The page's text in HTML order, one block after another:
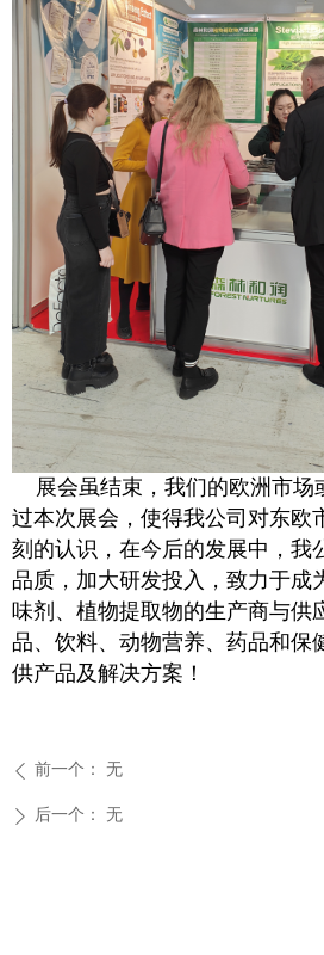
展会虽结束，我们的欧洲市场
过本次展会，使得我公司对东欧
刻的认识，在今后的发展中，我
品质，加大研发投入，致力于成
味剂、植物提取物的生产商与供
品、饮料、动物营养、药品和保
供产品及解决方案！
ꄴ 前一个： 无
ꄲ 后一个： 无